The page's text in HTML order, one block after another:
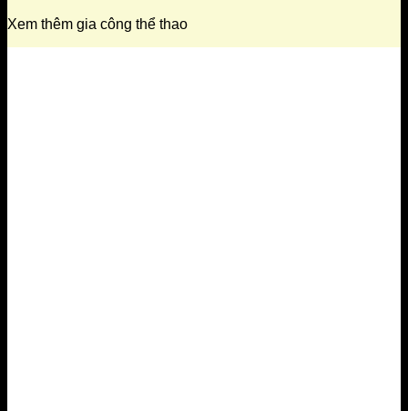
Xem thêm gia công thể thao